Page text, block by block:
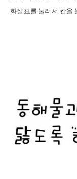
화살표를 눌러서 칸을